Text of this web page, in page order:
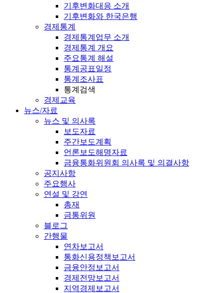
기후변화대응 소개
기후변화와 한국은행
경제통계
경제통계업무 소개
경제통계 개요
주요통계 해설
통계공표일정
통계조사표
통계검색
경제교육
뉴스/자료
뉴스 및 의사록
보도자료
주간보도계획
언론보도해명자료
금융통화위원회 의사록 및 의결사항
공지사항
주요행사
연설 및 강연
총재
금통위원
블로그
간행물
연차보고서
통화신용정책보고서
금융안정보고서
경제전망보고서
지역경제보고서